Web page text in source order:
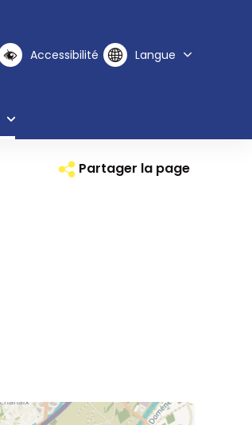
Accessibilité Langue
Partager la page